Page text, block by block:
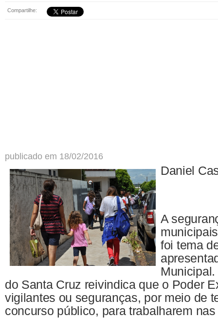
Compartilhe:
publicado em 18/02/2016
Daniel
A
mu
foi tema
do Santa Cruz reivindica que o Poder
vigilantes ou seguranças, por meio de
concurso público, para trabalharem